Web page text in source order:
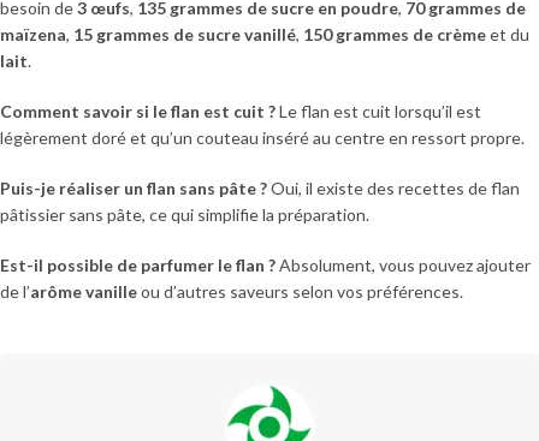
besoin de3 œufs, 135 grammes de sucre en poudre, 70 grammes de
maïzena, 15 grammes de sucre vanillé, 150 grammes de crèmeet du
lait.
Comment savoir si le flan est cuit ?Le flan est cuit lorsqu’il est
légèrement doré et qu’un couteau inséré au centre en ressort propre.
Puis-je réaliser un flan sans pâte ?Oui, il existe des recettes de flan
pâtissier sans pâte, ce qui simplifie la préparation.
Est-il possible de parfumer le flan ?Absolument, vous pouvez ajouter
de l’arôme vanilleou d’autres saveurs selon vos préférences.